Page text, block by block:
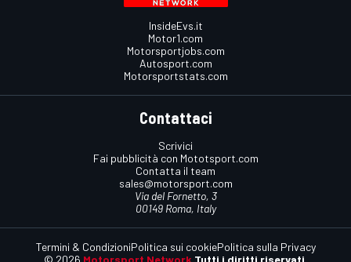
InsideEvs.it
Motor1.com
Motorsportjobs.com
Autosport.com
Motorsportstats.com
Contattaci
Scrivici
Fai pubblicità con Mototsport.com
Contatta il team
sales@motorsport.com
Via del Fornetto, 3
00149 Roma, Italy
© 2026 Motorsport Network Tutti i diritti riservati.
Termini & CondizioniPolitica sui cookiePolitica sulla Privacy